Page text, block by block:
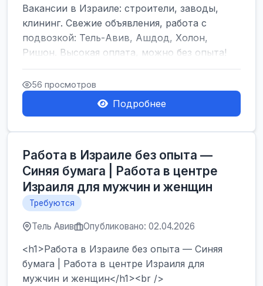
Вакансии в Израиле: строители, заводы,
клининг. Свежие объявления, работа с
подвозкой: Тель-Авив, Ашдод, Холон,
Ришон. Высокая оплата, можно без опыта!
</h1><br />
... 56 просмотров
Подробнее
Работа в Израиле без опыта —
Синяя бумага | Работа в центре
Израиля для мужчин и женщин
Требуются
Тель Авив Опубликовано: 02.04.2026
<h1>Работа в Израиле без опыта — Синяя
бумага | Работа в центре Израиля для
мужчин и женщин</h1><br />